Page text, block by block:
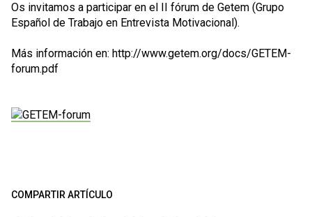
Os invitamos a participar en el II fórum de Getem (Grupo
Español de Trabajo en Entrevista Motivacional).
Más información en: http://www.getem.org/docs/GETEM-
forum.pdf
COMPARTIR ARTÍCULO